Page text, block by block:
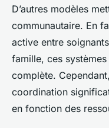
D’autres modèles
communautaire. En
active entre
famille, ces
complète.
coordination
en fonction des